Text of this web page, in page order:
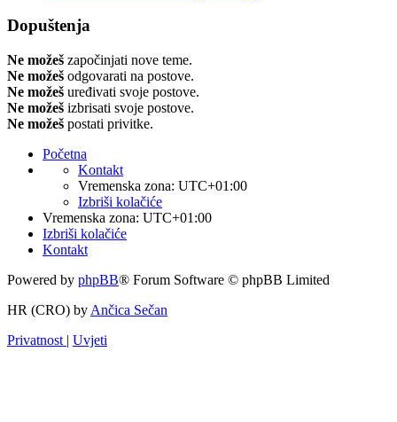
Dopuštenja
Ne možeš započinjati nove teme.
Ne možeš odgovarati na postove.
Ne možeš uređivati svoje postove.
Ne možeš izbrisati svoje postove.
Ne možeš postati privitke.
Početna
Kontakt
Vremenska zona: UTC+01:00
Izbriši kolačiće
Vremenska zona: UTC+01:00
Izbriši kolačiće
Kontakt
Powered by phpBB® Forum Software © phpBB Limited
HR (CRO) by Ančica Sečan
Privatnost | Uvjeti